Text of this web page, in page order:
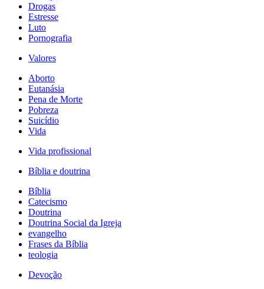
Drogas
Estresse
Luto
Pornografia
Valores
Aborto
Eutanásia
Pena de Morte
Pobreza
Suicídio
Vida
Vida profissional
Bíblia e doutrina
Bíblia
Catecismo
Doutrina
Doutrina Social da Igreja
evangelho
Frases da Bíblia
teologia
Devoção